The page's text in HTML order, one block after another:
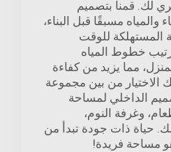
لك. قمنا بتصميم
والمياه مسبقًا قبل البناء،
المستهلكة للوقت
خطوط المياه
مما يزيد من كفاءة
الاختيار من بين مجموعة
الداخلي لمساحة
وغرفة النوم،
حياة ذات جودة تبدأ من
مساحة فريدة!